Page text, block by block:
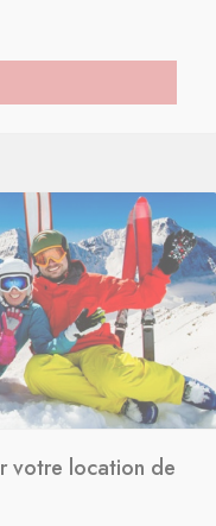
votre location de